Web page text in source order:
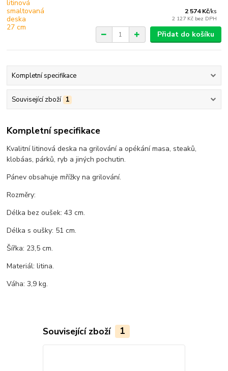
2 574 Kč/ks
2 127 Kč bez DPH
Přidat do košíku
Kompletní specifikace
Související zboží 1
Kompletní specifikace
Kvalitní litinová deska na grilování a opékání masa, steaků,
klobáas, párků, ryb a jiných pochutin.
Pánev obsahuje mřížky na grilování.
Rozměry:
Délka bez oušek: 43 cm.
Délka s oušky: 51 cm.
Šířka: 23,5 cm.
Materiál: litina.
Váha: 3,9 kg.
Související zboží 1